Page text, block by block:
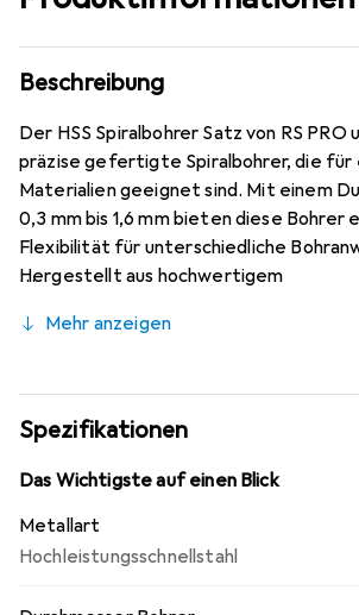
Beschreibung
Der HSS Spiralbohrer Satz von RS PRO
präzise gefertigte Spiralbohrer, die für
Materialien geeignet sind. Mit einem
0,3 mm bis 1,6 mm bieten diese Bohrer
Flexibilität für unterschiedliche
Hergestellt aus hochwertigem
lange Lebensdauer und eine
effiziente Spanabfuhr und minimiert
Verstopfungen, was die
Dieser Satz ist ideal für Fachleute und
präzise und saubere Bohrlöcher in
Aufbewahrung ermöglicht eine einfache
Organisation der Bohrer, sodass sie
Mehr anzeigen
Spezifikationen
Das Wichtigste auf einen Blick
Metallart
Hochleistungsschnellstahl